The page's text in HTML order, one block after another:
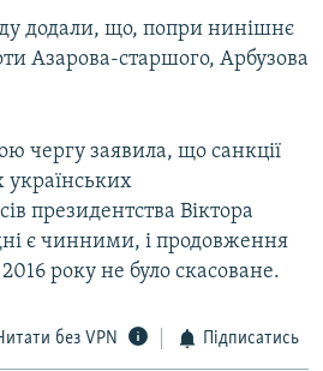
додали, що, попри нинішнє
Азарова-старшого, Арбузова
чергу заявила, що санкції
президентства Віктора
є чинними, і продовження
2016 року не було скасоване.
без VPN Підписатись